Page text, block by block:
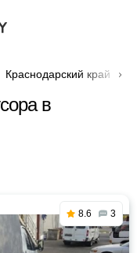
Краснодарский край
в
8.6 3